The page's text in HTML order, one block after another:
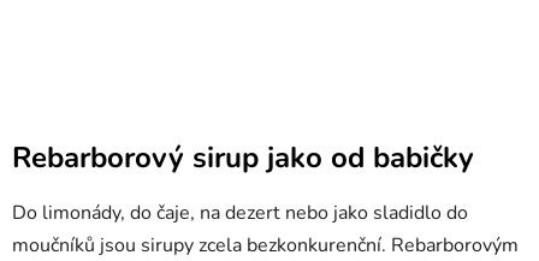
Rebarborový sirup jako od babičky
Do limonády, do čaje, na dezert nebo jako sladidlo do
moučníků jsou sirupy zcela bezkonkurenční. Rebarborovým